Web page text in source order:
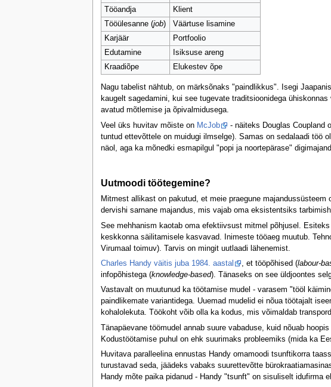
Tööandja
Klient
Tööülesanne (job)
Väärtuse lisamine
Karjäär
Portfoolio
Edutamine
Isiksuse areng
Kraadiõpe
Elukestev õpe
Nagu tabelist nähtub, on märksõnaks "paindlikkus". Isegi
kaugelt sagedamini, kui see tugevate traditsioonidega
avatud mõtlemise ja õpivalmidusega.
Veel üks huvitav mõiste on McJob
- näiteks Douglas Coupland
tuntud ettevõttele on muidugi ilmselge). Samas on sedalaadi töö
näol, aga ka mõnedki esmapilgul "popi ja noortepärase"
Uutmoodi töötegemine?
Mitmest allikast on pakutud, et meie praegune
dervishi sarnane majandus, mis vajab oma eksistentsiks
See mehhanism kaotab oma efektiivsust mitmel põhjusel.
keskkonna säilitamisele kasvavad. Inimeste tööaeg muutub.
Virumaal toimuv). Tarvis on mingit uutlaadi lähenemist.
Charles Handy väitis juba 1984. aastal
, et tööpõhised (labour-
infopõhistega (knowledge-based). Tänaseks on see üldjoontes
Vastavalt on muutunud ka töötamise mudel - varasem "tööl
paindlikemate variantidega. Uuemad mudelid ei nõua töötajalt
kohalolekuta. Töökoht võib olla ka kodus, mis võimaldab
Tänapäevane töömudel annab suure vabaduse, kuid nõuab
Kodustöötamise puhul on ehk suurimaks probleemiks (mida ka
Huvitava paralleelina ennustas Handy omamoodi tsunftikorra
turustavad seda, jäädeks vabaks suurettevõtte
Handy mõte paika pidanud - Handy "tsunft" on sisuliselt idufirma